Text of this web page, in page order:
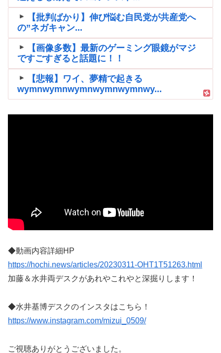
【批判ばかり】伸び悩む自民党が共産党へ
の”ネガキャン...
【画像多数】最新のゲーミング眼鏡がマジ
ですごすぎると話題に！！
【悲報】ワイ、夢精で起きる
wymnwymnwymnwymnwymnwy...
◆動画内容詳細HP
https://hochi.news/articles/20230311-OHT1T51263.html
加藤＆水井両デスクがあれやこれやと深掘りします！
◆水井基博デスクのインスタはこちら！
https://www.instagram.com/mizui_0509/
ご視聴ありがとうございました。